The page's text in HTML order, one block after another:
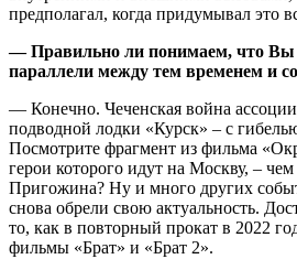
предполагал, когда придумывал это
— Правильно ли понимаем, что Вы
параллели между тем временем и
— Конечно. Чеченская война
подводной лодки «Курск» – с
Посмотрите фрагмент из фильма
герои которого идут на Москву, –
Пригожина? Ну и много других
снова обрели свою актуальность.
то, как в повторный прокат в 2022
фильмы «Брат» и «Брат 2».